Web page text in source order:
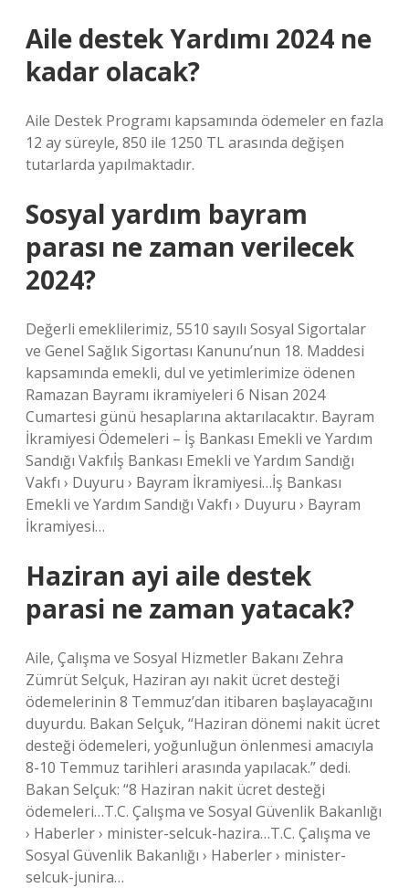
Aile destek Yardımı 2024 ne
kadar olacak?
Aile Destek Programı kapsamında ödemeler en fazla
12 ay süreyle, 850 ile 1250 TL arasında değişen
tutarlarda yapılmaktadır.
Sosyal yardım bayram
parası ne zaman verilecek
2024?
Değerli emeklilerimiz, 5510 sayılı Sosyal Sigortalar
ve Genel Sağlık Sigortası Kanunu’nun 18. Maddesi
kapsamında emekli, dul ve yetimlerimize ödenen
Ramazan Bayramı ikramiyeleri 6 Nisan 2024
Cumartesi günü hesaplarına aktarılacaktır. Bayram
İkramiyesi Ödemeleri – İş Bankası Emekli ve Yardım
Sandığı Vakfıİş Bankası Emekli ve Yardım Sandığı
Vakfı › Duyuru › Bayram İkramiyesi…İş Bankası
Emekli ve Yardım Sandığı Vakfı › Duyuru › Bayram
İkramiyesi…
Haziran ayi aile destek
parasi ne zaman yatacak?
Aile, Çalışma ve Sosyal Hizmetler Bakanı Zehra
Zümrüt Selçuk, Haziran ayı nakit ücret desteği
ödemelerinin 8 Temmuz’dan itibaren başlayacağını
duyurdu. Bakan Selçuk, “Haziran dönemi nakit ücret
desteği ödemeleri, yoğunluğun önlenmesi amacıyla
8-10 Temmuz tarihleri ​​arasında yapılacak.” dedi.
Bakan Selçuk: “8 Haziran nakit ücret desteği
ödemeleri…T.C. Çalışma ve Sosyal Güvenlik Bakanlığı
› Haberler › minister-selcuk-hazira…T.C. Çalışma ve
Sosyal Güvenlik Bakanlığı › Haberler › minister-
selcuk-junira…